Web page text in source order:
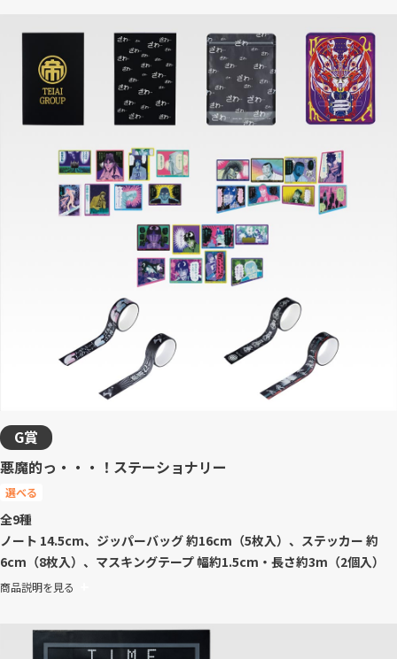
G賞
悪魔的っ・・・！ステーショナリー
選べる
全9種
ノート 14.5cm、ジッパーバッグ 約16cm（5枚入）、ステッカー 約
6cm（8枚入）、マスキングテープ 幅約1.5cm・長さ約3m（2個入）
商品説明を見る